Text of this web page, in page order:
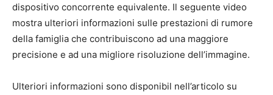
dispositivo concorrente equivalente. Il seguente video
mostra ulteriori informazioni sulle prestazioni di rumore
della famiglia che contribuiscono ad una maggiore
precisione e ad una migliore risoluzione dell’immagine.
Ulteriori informazioni sono disponibil nell’articolo su